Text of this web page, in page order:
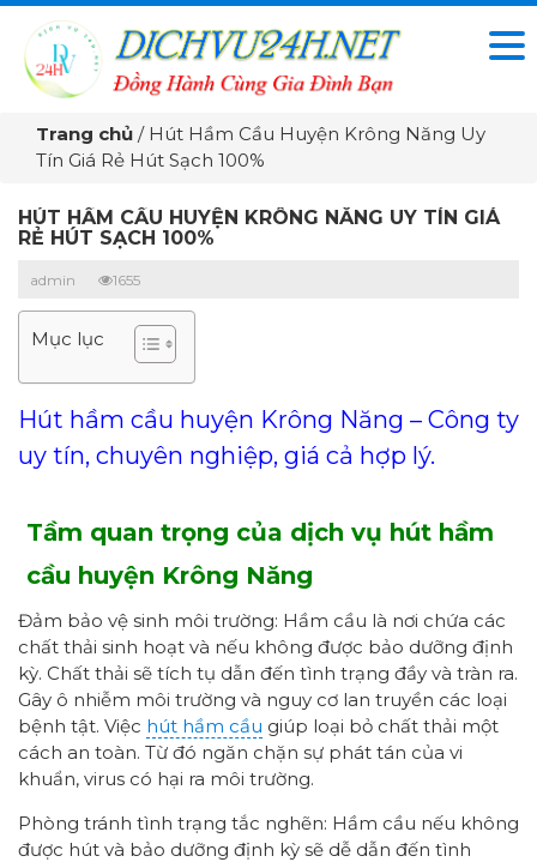
Trang chủ / Hút Hầm Cầu Huyện Krông Năng Uy
Tín Giá Rẻ Hút Sạch 100%
HÚT HẦM CẦU HUYỆN KRÔNG NĂNG UY TÍN GIÁ
RẺ HÚT SẠCH 100%
admin 1655
Mục lục
Hút hầm cầu huyện Krông Năng – Công ty
uy tín, chuyên nghiệp, giá cả hợp lý.
Tầm quan trọng của dịch vụ hút hầm
cầu huyện Krông Năng
Đảm bảo vệ sinh môi trường: Hầm cầu là nơi chứa các
chất thải sinh hoạt và nếu không được bảo dưỡng định
kỳ. Chất thải sẽ tích tụ dẫn đến tình trạng đầy và tràn ra.
Gây ô nhiễm môi trường và nguy cơ lan truyền các loại
bệnh tật. Việc hút hầm cầu giúp loại bỏ chất thải một
cách an toàn. Từ đó ngăn chặn sự phát tán của vi
khuẩn, virus có hại ra môi trường.
Phòng tránh tình trạng tắc nghẽn: Hầm cầu nếu không
được hút và bảo dưỡng định kỳ sẽ dễ dẫn đến tình